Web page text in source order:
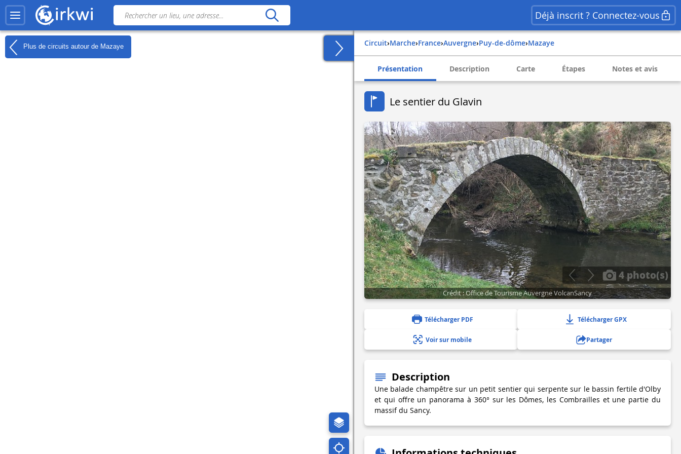
Déjà inscrit ? Connectez-vous
Plus de circuits autour de Mazaye Circuit› Marche› france› auvergne› puy-de-dôme› mazaye
Présentation Description Carte Étapes Notes et avis
Le sentier du Glavin
4 photo(s)
Crédit : Office de Tourisme Auvergne VolcanSancy
Télécharger PDF Télécharger GPX
Voir sur mobile Partager
Description
Une balade champêtre sur un petit sentier qui serpente sur le bassin fertile d'Olby
et qui offre un panorama à 360° sur les Dômes, les Combrailles et une partie du
massif du Sancy.